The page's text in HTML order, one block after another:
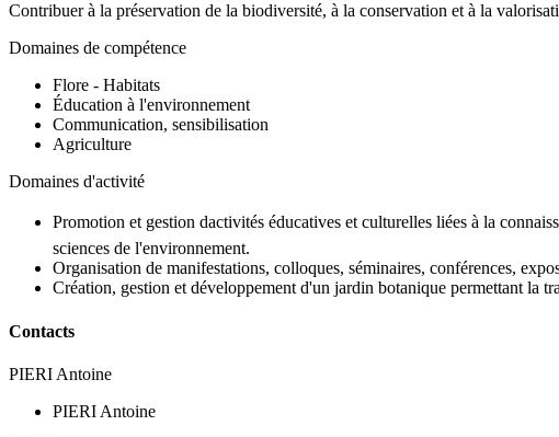
Contribuer à la préservation de la biodiversité, à la conservation et à la
Domaines de compétence
Flore - Habitats
Éducation à l'environnement
Communication, sensibilisation
Agriculture
Domaines d'activité
Promotion et gestion dactivités éducatives et culturelles liées à la
sciences de l'environnement.
Organisation de manifestations, colloques, séminaires, conférences,
Création, gestion et développement d'un jardin botanique permettant la
Contacts
PIERI Antoine
PIERI Antoine